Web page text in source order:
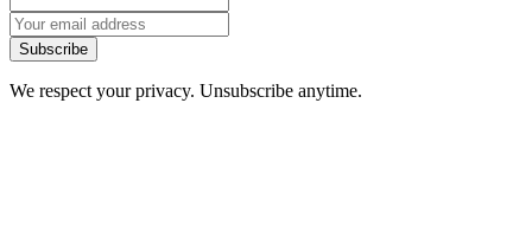
Subscribe
We respect your privacy. Unsubscribe anytime.